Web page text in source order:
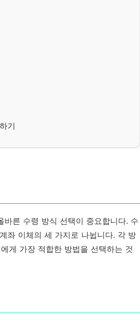
기
른 수령 방식 선택이 중요합니다. 수
좌 이체의 세 가지로 나뉩니다. 각 방
게 가장 적합한 방법을 선택하는 것